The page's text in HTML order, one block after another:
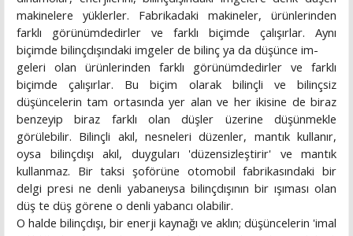
makinelere yüklerler. Fabrikadaki makineler, ürünlerinden
farklı görünümdedirler ve farklı biçimde çalışırlar. Aynı
biçimde bilinçdışındaki imgeler de bilinç ya da düşünce im-
geleri olan ürünlerinden farklı görünümdedirler ve farklı
biçimde çalışırlar. Bu biçim olarak bilinçli ve bilinçsiz
düşüncelerin tam ortasında yer alan ve her ikisine de biraz
benzeyip biraz farklı olan düşler üzerine düşünmekle
görülebilir. Bilinçli akıl, nesneleri düzenler, mantık kullanır,
oysa bilinçdışı akıl, duyguları 'düzensizleştirir' ve mantık
kullanmaz. Bir taksi şoförüne otomobil fabrikasındaki bir
delgi presi ne denli yabaneıysa bilinçdışının bir ışıması olan
düş te düş görene o denli yabancı olabilir.
O halde bilinçdışı, bir enerji kaynağı ve aklın; düşüncelerin 'imal